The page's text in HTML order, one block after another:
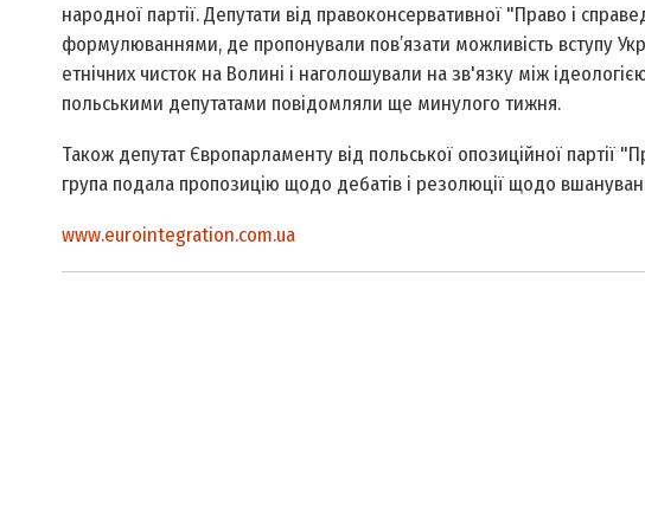
народної партії. Депутати від правоконсервативної "Право і
формулюваннями, де пропонували пов’язати можливість вступу
етнічних чисток на Волині і наголошували на зв'язку між
польськими депутатами повідомляли ще минулого тижня.
Також депутат Європарламенту від польської опозиційної партії
група подала пропозицію щодо дебатів і резолюції щодо
www.eurointegration.com.ua